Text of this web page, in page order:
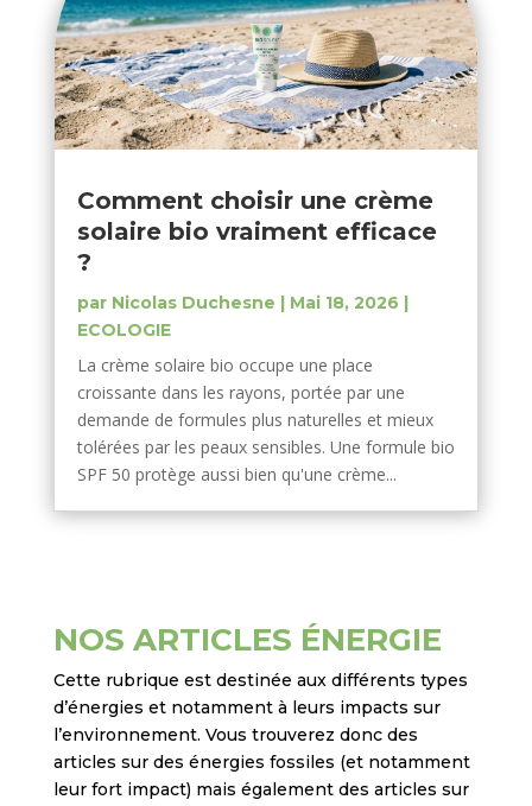
Comment choisir une crème
solaire bio vraiment efficace
?
par Nicolas Duchesne Mai 18, 2026
ECOLOGIE
La crème solaire bio occupe une place
croissante dans les rayons, portée par une
demande de formules plus naturelles et mieux
tolérées par les peaux sensibles. Une formule bio
SPF 50 protège aussi bien qu'une crème...
NOS ARTICLES ÉNERGIE
Cette rubrique est destinée aux différents types
d’énergies et notamment à leurs impacts sur
l’environnement. Vous trouverez donc des
articles sur des énergies fossiles (et notamment
leur fort impact) mais également des articles sur